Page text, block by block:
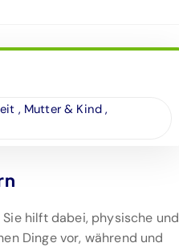
, Mutter & Kind ,
hilft dabei, physische und
Dinge vor, während und